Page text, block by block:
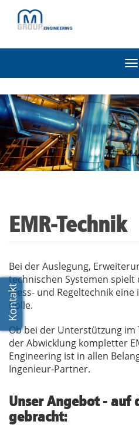
EMR-Technik
Bei der Auslegung,
technischen Systemen spielt
Mess- und Regeltechnik
Rolle.
Ob bei der Unterstützung im
der Abwicklung kompletter
Engineering ist in allen
Ingenieur-Partner.
Unser Angebot - auf
gebracht: